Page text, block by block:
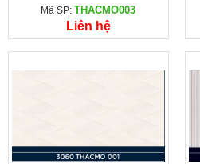
Mã SP:THACMO003
Liên hệ